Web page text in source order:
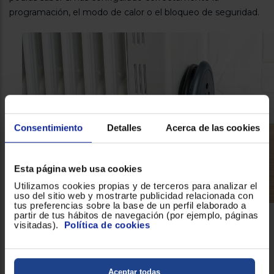
Consentimiento Detalles Acerca de las cookies
Esta página web usa cookies
Utilizamos cookies propias y de terceros para analizar el
uso del sitio web y mostrarte publicidad relacionada con
tus preferencias sobre la base de un perfil elaborado a
partir de tus hábitos de navegación (por ejemplo, páginas
visitadas). Política de cookies
Aceptar todas
programación, el modo de calor o el bloqueo de seguridad.
Diseño flexible y elegante
sea en el salón, la cocina, el dormitorio o tu cuarto de baño.